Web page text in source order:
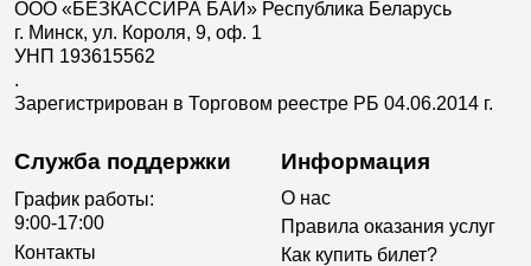
ООО «БЕЗКАССИРА БАЙ» Республика Беларусь
г. Минск, ул. Короля, 9, оф. 1
УНП 193615562
.
Зарегистрирован в Торговом реестре РБ 04.06.2014 г.
Служба поддержки
График работы:
9:00-17:00
Контакты
Информация
О нас
Правила оказания услуг
Как купить билет?